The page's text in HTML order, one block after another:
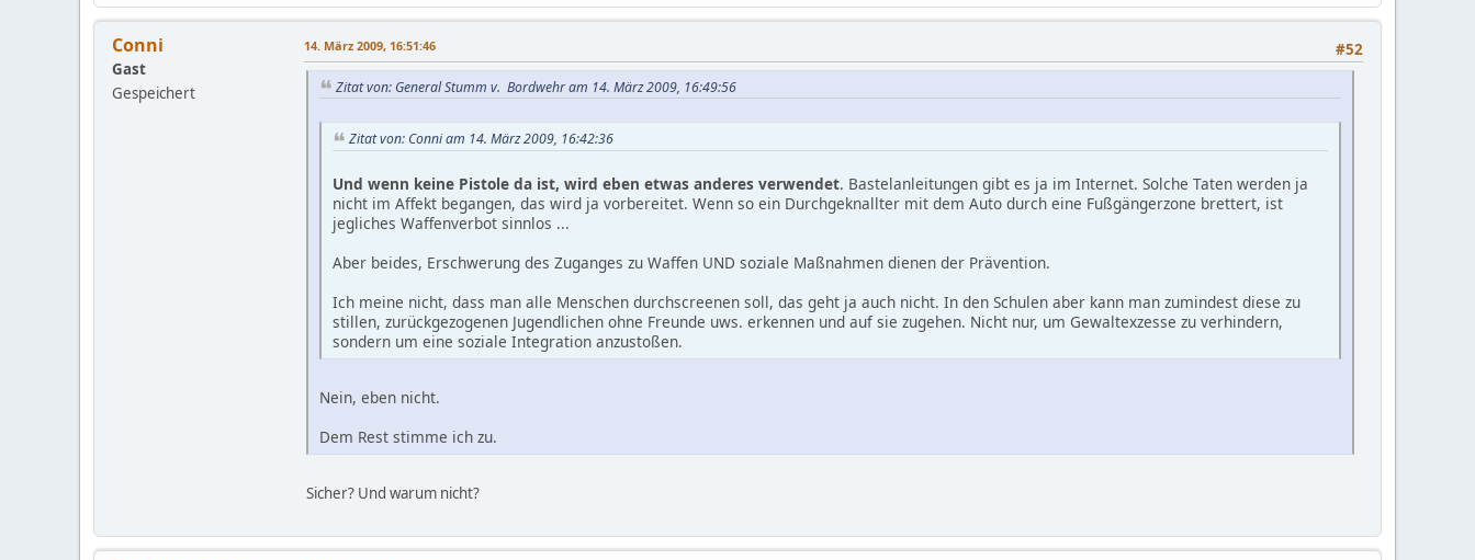
Conni
Gast
Gespeichert
#52
14. März 2009, 16:51:46
Zitat von: General Stumm v. Bordwehr am 14. März 2009, 16:49:56
Zitat von: Conni am 14. März 2009, 16:42:36
Und wenn keine Pistole da ist, wird eben etwas anderes verwendet. Bastelanleitungen gibt es ja im Internet. Solche Taten werden ja
nicht im Affekt begangen, das wird ja vorbereitet. Wenn so ein Durchgeknallter mit dem Auto durch eine Fußgängerzone brettert, ist
jegliches Waffenverbot sinnlos ...
Aber beides, Erschwerung des Zuganges zu Waffen UND soziale Maßnahmen dienen der Prävention.
Ich meine nicht, dass man alle Menschen durchscreenen soll, das geht ja auch nicht. In den Schulen aber kann man zumindest diese zu
stillen, zurückgezogenen Jugendlichen ohne Freunde uws. erkennen und auf sie zugehen. Nicht nur, um Gewaltexzesse zu verhindern,
sondern um eine soziale Integration anzustoßen.
Nein, eben nicht.
Dem Rest stimme ich zu.
Sicher? Und warum nicht?